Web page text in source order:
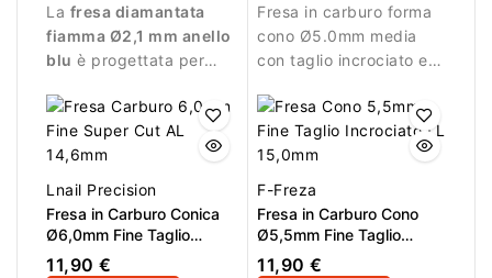
La fresa diamantata
fiamma Ø2,1 mm anello
blu è progettata per
e lavorazioni precise.
Fresa in carburo forma
cono Ø5.0mm media
con taglio incrociato e
rimozione controllata
del materiale.
Lnail Precision
Fresa in Carburo Conica
Ø6,0mm Fine Taglio
Incrociato Super Cut LL
11,90 €
F-Freza
Fresa in Carburo Cono
Ø5,5mm Fine Taglio
Incrociato LL 15,0mm
11,90 €